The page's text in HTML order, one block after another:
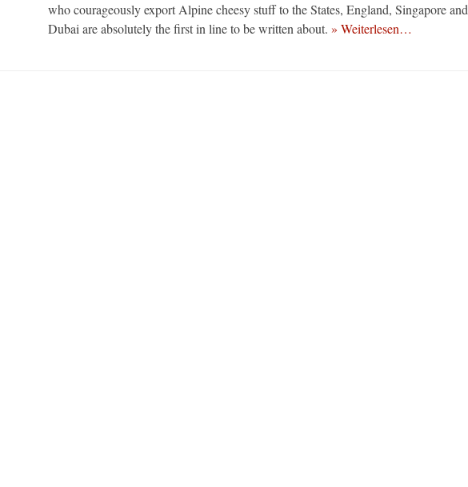
who courageously export Alpine cheesy stuff to the States, England, Singapore and
Dubai are absolutely the first in line to be written about. » Weiterlesen…